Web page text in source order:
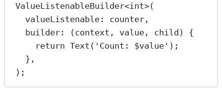
ValueListenableBuilder<int>(
valueListenable :
counter,
builder :
(context, value, child) {
return Text ( 'Count: $value ' );
},
);